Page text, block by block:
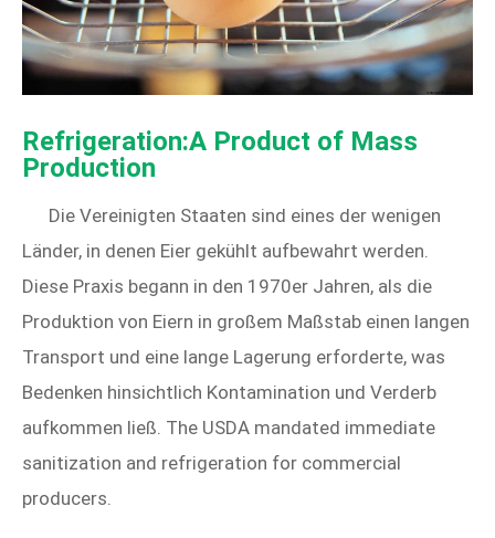
Refrigeration:A Product of Mass
Production
Die Vereinigten Staaten sind eines der wenigen
Länder, in denen Eier gekühlt aufbewahrt werden.
Diese Praxis begann in den 1970er Jahren, als die
Produktion von Eiern in großem Maßstab einen langen
Transport und eine lange Lagerung erforderte, was
Bedenken hinsichtlich Kontamination und Verderb
aufkommen ließ. The USDA mandated immediate
sanitization and refrigeration for commercial
producers.